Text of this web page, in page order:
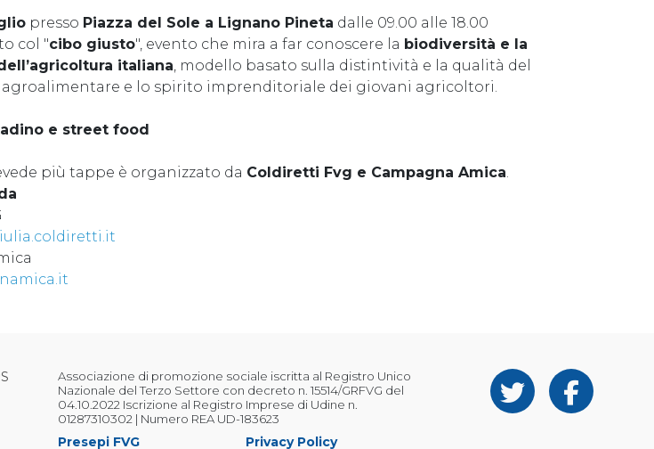
presso Piazza del Sole a Lignano Pineta dalle 09.00 alle 18.00
col "cibo giusto", evento che mira a far conoscere la biodiversità e la
italiana, modello basato sulla distintività e la qualità del
agroalimentare e lo spirito imprenditoriale dei giovani agricoltori.
e street food
più tappe è organizzato da Coldiretti Fvg e Campagna Amica.
Associazione di promozione sociale iscritta al Registro Unico
Nazionale del Terzo Settore con decreto n. 15514/GRFVG del
04.10.2022 Iscrizione al Registro Imprese di Udine n.
01287310302 | Numero REA UD-183623
Presepi FVG Privacy Policy